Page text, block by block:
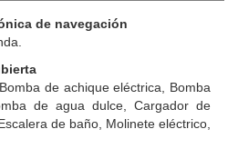
de navegación
de achique eléctrica, Bomba
de agua dulce, Cargador de
de baño, Molinete eléctrico,